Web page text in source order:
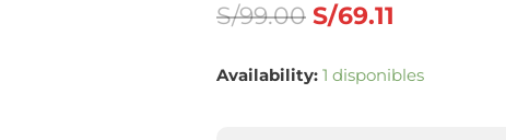
S/99.00 S/69.11
Availability: 1 disponibles